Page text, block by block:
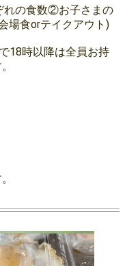
れの食数②お子さまの
食orテイクアウト)
18時以降は全員お持